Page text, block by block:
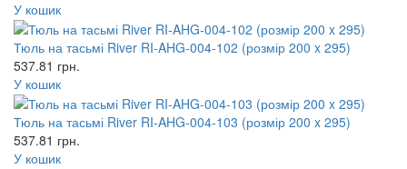
У кошик
Тюль на тасьмі River RI-AHG-004-102 (розмір 200 x 295)
537.81 грн.
У кошик
Тюль на тасьмі River RI-AHG-004-103 (розмір 200 x 295)
537.81 грн.
У кошик